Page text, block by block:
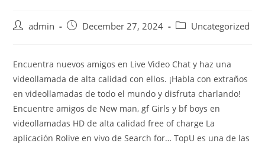
Postadmin
PostDecember 27, 2024
PostUncategorized
Encuentra nuevos amigos en Live Video Chat y haz una
videollamada de alta calidad con ellos. ¡Habla con extraños
en videollamadas de todo el mundo y disfruta charlando!
Encuentre amigos de New man, gf Girls y bf boys en
videollamadas HD de alta calidad free of charge La
aplicación Rolive en vivo de Search for… TopU es una de las